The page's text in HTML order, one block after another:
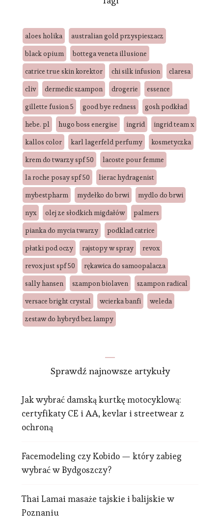
aloes holika
australian gold przyspieszacz
black opium
bottega veneta illusione
catrice true skin korektor
chi silk infusion
claresa
cliv
dermedic szampon drogerie
essence
gillette fusion 5
good bye redness
gosh podkład
hebe. pl
hugo boss energise ingrid
ingrid team x
kallos color
karl lagerfeld perfumy
kosmetyczka
krem do twarzy spf 50
lacoste pour femme
la roche posay spf 50
lierac hydragenist
mybestpharm
mydełko do brwi
mydlo do brwi
nyx
olej ze słodkich migdałów
palmers
pianka do mycia twarzy
podklad catrice
płatki pod oczy
rajstopy w spray
revox
revox just spf 50
rękawica do samoopalacza
sally hansen
szampon biolaven
szampon radical
versace bright crystal
wcierka banfi
weleda
zestaw do hybryd bez lampy
Sprawdź najnowsze artykuły
Jak wybrać damską kurtkę motocyklową:
certyfikaty CE i AA, kevlar i streetwear z
ochroną
Facemodeling czy Kobido — który zabieg
wybrać w Bydgoszczy?
Thai Lamai masaże tajskie i balijskie w
Poznaniu